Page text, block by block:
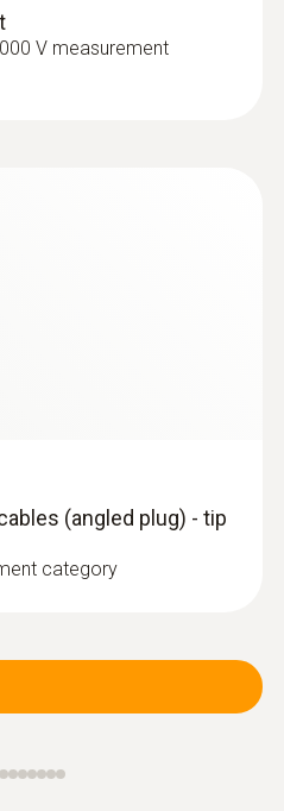
V measurement
(angled plug) - tip
category